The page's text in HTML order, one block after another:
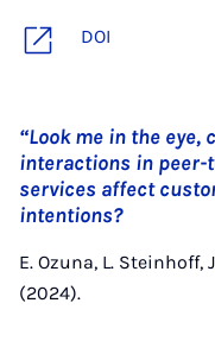
DOI
“Look me in the eye,
interactions in peer-
services affect
intentions?
E. Ozuna, L. Steinhoff,
(2024).